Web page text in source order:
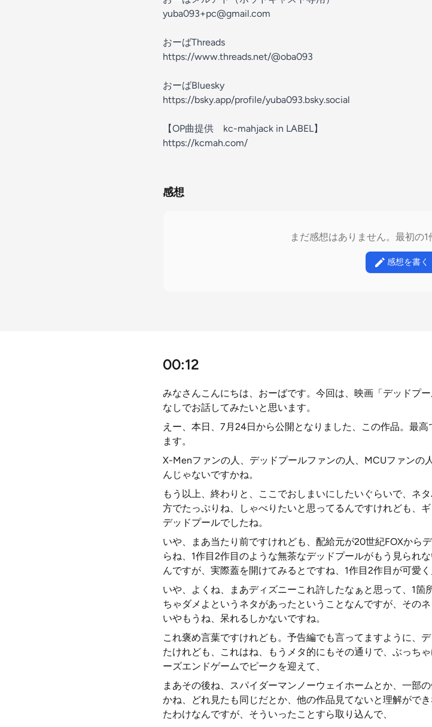
yuba093+pc@gmail.com
おーばThreads
https://www.threads.net/@oba093
おーばBluesky
https://bsky.app/profile/yuba093.bsky.social
【OP曲提供 kc-mahjack in LABEL】
https://kcmah.com/
感想
まだ感想はありません。最初の1
感想を書く
00:12
みなさんこんにちは、おーばです。今回は、映画「デッドプ
なしでお話してみたいと思います。
えー、本日、7月24日から公開となりました、この作品。最
ます。
X-Menファンの人、デッドプールファンの人、MCUファンの
んじゃないですかね。
もう以上、終わりと、ここでおしまいにしたいぐらいで、ネ
方でたっぷりね、しゃべりたいと思ってるんですけれども、
デッドプールでしたね。
いや、まあ当たり前ですけれども、配給元が20世紀FOXから
らね、1作目2作目のような無茶なデッドプールがもう見られ
んですが、実際蓋を開けてみるとですね、1作目2作目が可愛
いや、よくね、まあディズニーこれ許したなぁと思って、1
ちゃダメよというネタがあったということなんですが、その
いやもうね、呆れるしかないですね。
これ褒め言葉ですけれども。予告編でも言ってますように、
たけれども、これはね、もうメタ的にもその通りで、ぶっち
ーズエンドゲームでピークを迎えて、
まあその後ね、スパイダーマンノーウェイホームとか、一部
かね、どれ見たも同じだとか、他の作品見てないと理解がで
たわけなんですが、そういったことすら取り込んで、